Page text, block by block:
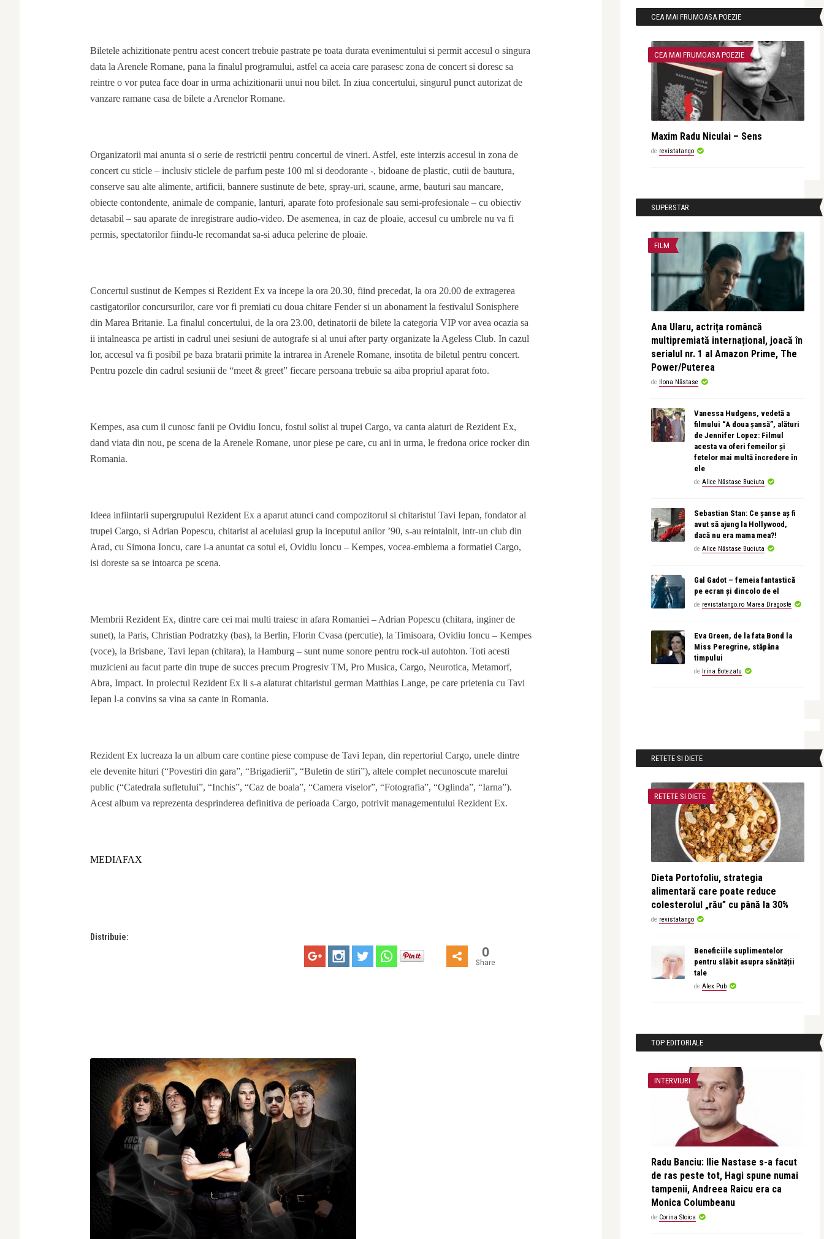
Biletele achizitionate pentru acest concert trebuie pastrate pe toata durata evenimentului si permit accesul o singura
data la Arenele Romane, pana la finalul programului, astfel ca aceia care parasesc zona de concert si doresc sa
reintre o vor putea face doar in urma achizitionarii unui nou bilet. In ziua concertului, singurul punct autorizat de
vanzare ramane casa de bilete a Arenelor Romane.
Organizatorii mai anunta si o serie de restrictii pentru concertul de vineri. Astfel, este interzis accesul in zona de
concert cu sticle – inclusiv sticlele de parfum peste 100 ml si deodorante -, bidoane de plastic, cutii de bautura,
conserve sau alte alimente, artificii, bannere sustinute de bete, spray-uri, scaune, arme, bauturi sau mancare,
obiecte contondente, animale de companie, lanturi, aparate foto profesionale sau semi-profesionale – cu obiectiv
detasabil – sau aparate de inregistrare audio-video. De asemenea, in caz de ploaie, accesul cu umbrele nu va fi
permis, spectatorilor fiindu-le recomandat sa-si aduca pelerine de ploaie.
Concertul sustinut de Kempes si Rezident Ex va incepe la ora 20.30, fiind precedat, la ora 20.00 de extragerea
castigatorilor concursurilor, care vor fi premiati cu doua chitare Fender si un abonament la festivalul Sonisphere
din Marea Britanie. La finalul concertului, de la ora 23.00, detinatorii de bilete la categoria VIP vor avea ocazia sa
ii intalneasca pe artisti in cadrul unei sesiuni de autografe si al unui after party organizate la Ageless Club. In cazul
lor, accesul va fi posibil pe baza bratarii primite la intrarea in Arenele Romane, insotita de biletul pentru concert.
Pentru pozele din cadrul sesiunii de “meet & greet” fiecare persoana trebuie sa aiba propriul aparat foto.
Kempes, asa cum il cunosc fanii pe Ovidiu Ioncu, fostul solist al trupei Cargo, va canta alaturi de Rezident Ex,
dand viata din nou, pe scena de la Arenele Romane, unor piese pe care, cu ani in urma, le fredona orice rocker din
Romania.
Ideea infiintarii supergrupului Rezident Ex a aparut atunci cand compozitorul si chitaristul Tavi Iepan, fondator al
trupei Cargo, si Adrian Popescu, chitarist al aceluiasi grup la inceputul anilor ’90, s-au reintalnit, intr-un club din
Arad, cu Simona Ioncu, care i-a anuntat ca sotul ei, Ovidiu Ioncu – Kempes, vocea-emblema a formatiei Cargo,
isi doreste sa se intoarca pe scena.
Membrii Rezident Ex, dintre care cei mai multi traiesc in afara Romaniei – Adrian Popescu (chitara, inginer de
sunet), la Paris, Christian Podratzky (bas), la Berlin, Florin Cvasa (percutie), la Timisoara, Ovidiu Ioncu – Kempes
(voce), la Brisbane, Tavi Iepan (chitara), la Hamburg – sunt nume sonore pentru rock-ul autohton. Toti acesti
muzicieni au facut parte din trupe de succes precum Progresiv TM, Pro Musica, Cargo, Neurotica, Metamorf,
Abra, Impact. In proiectul Rezident Ex li s-a alaturat chitaristul german Matthias Lange, pe care prietenia cu Tavi
Iepan l-a convins sa vina sa cante in Romania.
Rezident Ex lucreaza la un album care contine piese compuse de Tavi Iepan, din repertoriul Cargo, unele dintre
ele devenite hituri (“Povestiri din gara”, “Brigadierii”, “Buletin de stiri”), altele complet necunoscute marelui
public (“Catedrala sufletului”, “Inchis”, “Caz de boala”, “Camera viselor”, “Fotografia”, “Oglinda”, “Iarna”).
Acest album va reprezenta desprinderea definitiva de perioada Cargo, potrivit managementului Rezident Ex.
MEDIAFAX
Distribuie:
0
Share
CEA MAI FRUMOASA POEZIE
CEA MAI FRUMOASA POEZIE
Maxim Radu Niculai – Sens
de revistatango
SUPERSTAR
FILM
Ana Ularu, actrița româncă
multipremiată internațional, joacă în
serialul nr. 1 al Amazon Prime, The
Power/Puterea
de Ilona Năstase
Vanessa Hudgens, vedetă a
filmului “A doua șansă”, alături
de Jennifer Lopez: Filmul
acesta va oferi femeilor și
fetelor mai multă încredere în
ele
de Alice Năstase Buciuta
Sebastian Stan: Ce șanse aș fi
avut să ajung la Hollywood,
dacă nu era mama mea?!
de Alice Năstase Buciuta
Gal Gadot – femeia fantastică
pe ecran și dincolo de el
de revistatango.ro Marea Dragoste
Eva Green, de la fata Bond la
Miss Peregrine, stăpâna
timpului
de Irina Botezatu
RETETE SI DIETE
RETETE SI DIETE
Dieta Portofoliu, strategia
alimentară care poate reduce
colesterolul „rău” cu până la 30%
de revistatango
Beneficiile suplimentelor
pentru slăbit asupra sănătății
tale
de Alex Pub
TOP EDITORIALE
INTERVIURI
Radu Banciu: Ilie Nastase s-a facut
de ras peste tot, Hagi spune numai
tampenii, Andreea Raicu era ca
Monica Columbeanu
de Corina Stoica